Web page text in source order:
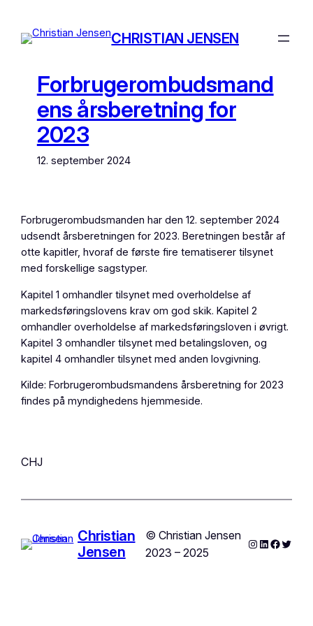
indhold
CHRISTIAN JENSEN
Forbrugerombudsmand
ens årsberetning for
2023
12. september 2024
Forbrugerombudsmanden har den 12. september 2024
udsendt årsberetningen for 2023. Beretningen består af
otte kapitler, hvoraf de første fire tematiserer tilsynet
med forskellige sagstyper.
Kapitel 1 omhandler tilsynet med overholdelse af
markedsføringslovens krav om god skik. Kapitel 2
omhandler overholdelse af markedsføringsloven i øvrigt.
Kapitel 3 omhandler tilsynet med betalingsloven, og
kapitel 4 omhandler tilsynet med anden lovgivning.
Kilde: Forbrugerombudsmandens årsberetning for 2023
findes på myndighedens hjemmeside.
CHJ
Christian
Jensen
© Christian Jensen
2023 – 2025
Instagram
LinkedIn